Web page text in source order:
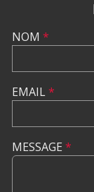
NOM *
EMAIL*
MESSAGE *